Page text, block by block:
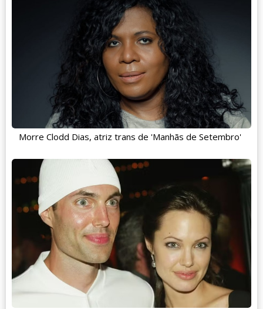
Morre Clodd Dias, atriz trans de 'Manhãs de Setembro'